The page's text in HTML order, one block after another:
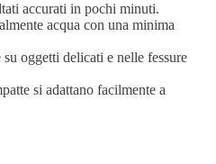
accurati in pochi minuti.
acqua con una minima
su oggetti delicati e nelle fessure
si adattano facilmente a